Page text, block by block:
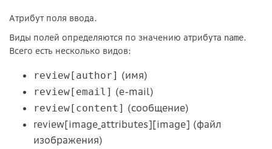
Атрибут поля ввода.
Виды полей определяются по значению атрибута name.
Всего есть несколько видов:
review[author] (имя)
review[email] (e-mail)
review[content] (сообщение)
review[image_attributes][image] (файл
изображения)